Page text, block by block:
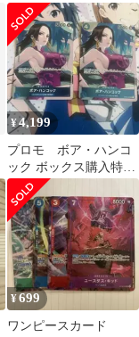
ダウンの囚人
¥4,199
プロモ ボア・ハンコ
ック ボックス購入特典
頂上決戦 2枚セット
¥699
ワンピースカード